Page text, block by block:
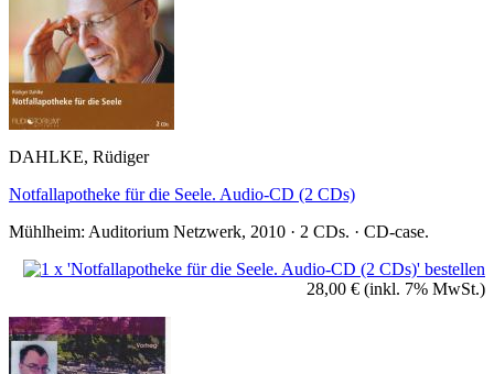
DAHLKE, Rüdiger
Notfallapotheke für die Seele. Audio-CD (2 CDs)
Mühlheim: Auditorium Netzwerk, 2010 · 2 CDs. · CD-case.
28,00 € (inkl. 7% MwSt.)